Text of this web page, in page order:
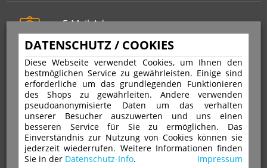
DATENSCHUTZ / COOKIES
Diese Webseite verwendet Cookies, um Ihnen den
bestmöglichen Service zu gewährleisten. Einige sind
erforderliche um das grundlegenden Funktionieren
des Shops zu gewährleiten. Andere verwenden
pseudoanonymisierte Daten um das verhalten
unserer Besucher auszuwerten und uns einen
besseren Service für Sie zu ermöglichen. Das
Einverständnis zur Nutzung von Cookies können sie
jederzeit wiederrufen. Weitere Informationen finden
Sie in der Datenschutz-Info.
Impressum
E-Mail-Adresse
info@stempelfritz.de
Telefon
0221 677 812 08
Über uns
VERTRAG WIDERRUFEN
IMPRESSUM
DATENSCHUTZ
WIDERRUFSRECHT
AGB